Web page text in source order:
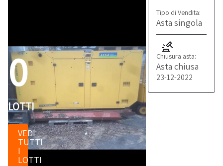
0
LOTTI
VEDI
TUTTI
I
LOTTI
Tipo di Vendita:
Asta singola
Chiusura asta:
Asta chiusa
23-12-2022